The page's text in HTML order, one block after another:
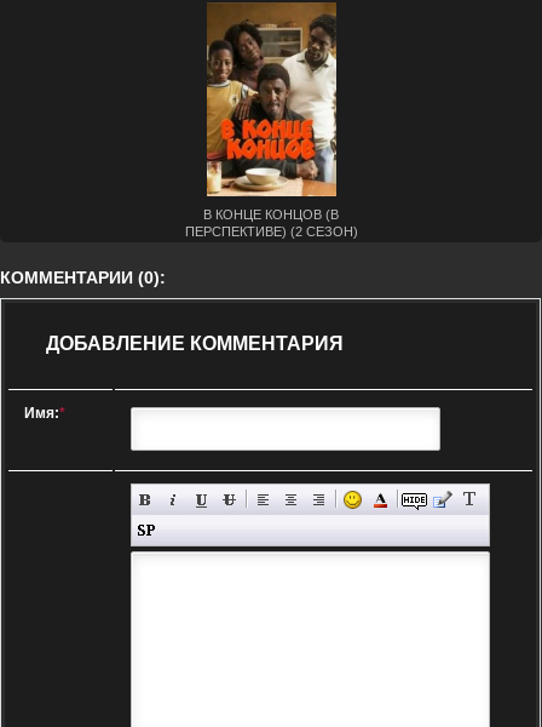
В КОНЦЕ КОНЦОВ (В
ПЕРСПЕКТИВЕ) (2 СЕЗОН)
КОММЕНТАРИИ (0):
ДОБАВЛЕНИЕ КОММЕНТАРИЯ
Имя:*